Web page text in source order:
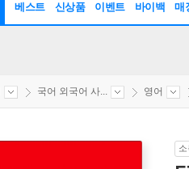
베스트 신상품 이벤트 바이백 매
국어 외국어 사... 영어